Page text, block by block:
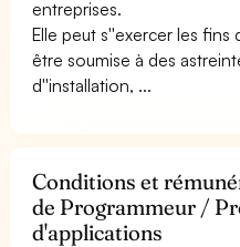
entreprises.
Elle peut s''exercer les fins
être soumise à des
d''installation, ...
Conditions et
de Programmeur /
d'applications